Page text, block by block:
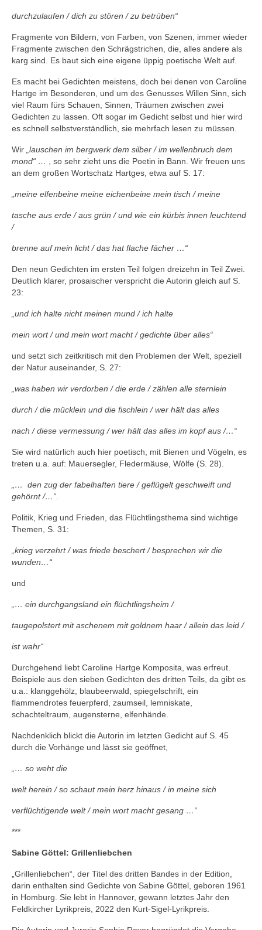
durchzulaufen / dich zu stören / zu betrüben“
Fragmente von Bildern, von Farben, von Szenen, immer wieder
Fragmente zwischen den Schrägstrichen, die, alles andere als
karg sind. Es baut sich eine eigene üppig poetische Welt auf.
Es macht bei Gedichten meistens, doch bei denen von Caroline
Hartge im Besonderen, und um des Genusses Willen Sinn, sich
viel Raum fürs Schauen, Sinnen, Träumen zwischen zwei
Gedichten zu lassen. Oft sogar im Gedicht selbst und hier wird
es schnell selbstverständlich, sie mehrfach lesen zu müssen.
Wir „lauschen im bergwerk dem silber / im wellenbruch dem
mond“ …
, so sehr zieht uns die Poetin in Bann. Wir freuen uns
an dem großen Wortschatz Hartges, etwa auf S. 17:
„meine elfenbeine meine eichenbeine mein tisch / meine
tasche aus erde / aus grün / und wie ein kürbis innen leuchtend
/
brenne auf mein licht / das hat flache fächer …“
Den neun Gedichten im ersten Teil folgen dreizehn in Teil Zwei.
Deutlich klarer, prosaischer verspricht die Autorin gleich auf S.
23:
„und ich halte nicht meinen mund / ich halte
mein wort / und mein wort macht / gedichte über alles“
und setzt sich zeitkritisch mit den Problemen der Welt, speziell
der Natur auseinander, S. 27:
„was haben wir verdorben / die erde / zählen alle sternlein
durch / die mücklein und die fischlein / wer hält das alles
nach / diese vermessung / wer hält das alles im kopf aus /…“
Sie wird natürlich auch hier poetisch, mit Bienen und Vögeln, es
treten u.a. auf: Mauersegler, Fledermäuse, Wölfe (S. 28).
„… den zug der fabelhaften tiere / geflügelt geschweift und
gehörnt /…“
Politik, Krieg und Frieden, das Flüchtlingsthema sind wichtige
Themen, S. 31:
„krieg verzehrt / was friede beschert / besprechen wir die
wunden…“
und
„… ein durchgangsland ein flüchtlingsheim /
taugepolstert mit aschenem mit goldnem haar / allein das leid /
ist wahr“
Durchgehend liebt Caroline Hartge Komposita, was erfreut.
Beispiele aus den sieben Gedichten des dritten Teils, da gibt es
u.a.: klanggehölz, blaubeerwald, spiegelschrift, ein
flammendrotes feuerpferd, zaumseil, lemniskate,
schachteltraum, augensterne, elfenhände.
Nachdenklich blickt die Autorin im letzten Gedicht auf S. 45
durch die Vorhänge und lässt sie geöffnet,
„… so weht die
welt herein / so schaut mein herz hinaus / in meine sich
verflüchtigende welt / mein wort macht gesang …“
***
Sabine Göttel: Grillenliebchen
„Grillenliebchen“, der Titel des dritten Bandes in der Edition,
darin enthalten sind Gedichte von Sabine Göttel, geboren 1961
in Homburg. Sie lebt in Hannover, gewann letztes Jahr den
Feldkircher Lyrikpreis, 2022 den Kurt-Sigel-Lyrikpreis.